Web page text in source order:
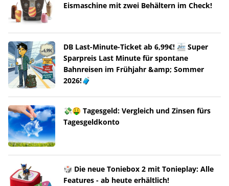
Eismaschine mit zwei Behältern im Check!
DB Last-Minute-Ticket ab 6,99€! 🚈 Super
Sparpreis Last Minute für spontane
Bahnreisen im Frühjahr &amp; Sommer
2026!🧳
💸🤑 Tagesgeld: Vergleich und Zinsen fürs
Tagesgeldkonto
🎲 Die neue Toniebox 2 mit Tonieplay: Alle
Features - ab heute erhältlich!